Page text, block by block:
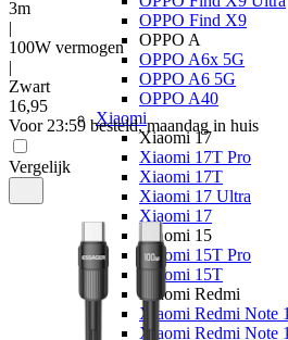
OPPO Find X9
OPPO A
OPPO A6x 5G
OPPO A6 5G
OPPO A40
Xiaomi
Xiaomi 17
Xiaomi 17T Pro
Xiaomi 17T
Xiaomi 17 Ultra
Xiaomi 17
Xiaomi 15
Xiaomi 15T Pro
Xiaomi 15T
Xiaomi Redmi
Xiaomi Redmi Note
Xiaomi Redmi Note
3m
|
100W vermogen
|
Zwart
16,95
Voor 23:59 besteld, maandag in huis
Vergelijk